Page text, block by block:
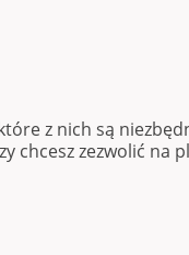
z nich są
chcesz zezwolić